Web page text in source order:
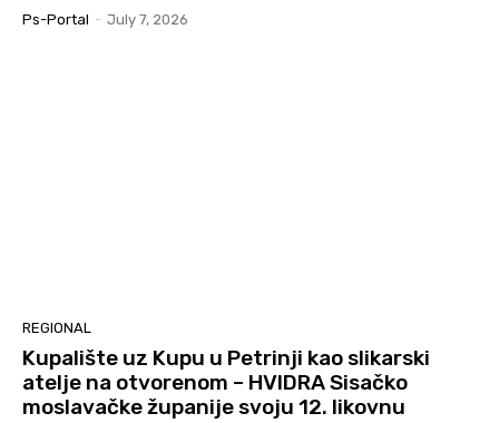
Ps-Portal - July 7, 2026
REGIONAL
Kupalište uz Kupu u Petrinji kao slikarski
atelje na otvorenom – HVIDRA Sisačko
moslavačke županije svoju 12. likovnu